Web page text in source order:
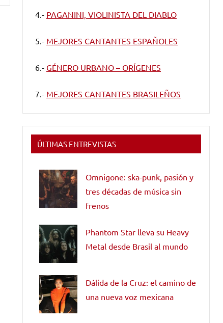
4.- PAGANINI, VIOLINISTA DEL DIABLO
5.- MEJORES CANTANTES ESPAÑOLES
6.- GÉNERO URBANO – ORÍGENES
7.- MEJORES CANTANTES BRASILEÑOS
ÚLTIMAS ENTREVISTAS
Omnigone: ska-punk, pasión y
tres décadas de música sin
frenos
Phantom Star lleva su Heavy
Metal desde Brasil al mundo
Dálida de la Cruz: el camino de
una nueva voz mexicana